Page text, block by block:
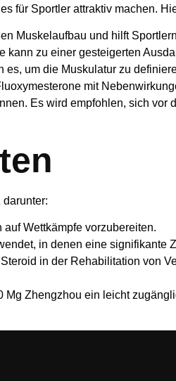
für Sportler attraktiv machen.
Muskelaufbau und hilft
kann zu einer gesteigerten
um die Muskulatur zu
mit
Es wird empfohlen, sich
Wettkämpfe vorzubereiten.
in denen eine signifikante
in der Rehabilitation von
Zhengzhou ein leicht